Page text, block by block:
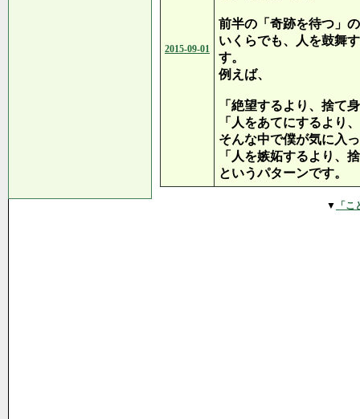
2015-09-01
前半の「奇跡を待つ」
いくらでも、人を鼓舞
す。
例えば、
「絶望するより、捨て
「人をあてにするより
そんな中で僕が気に入
「人を嫉妬するより、
というパターンです。
▼ 「